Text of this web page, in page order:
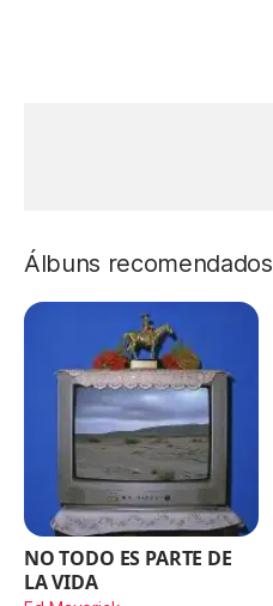
Álbuns recomendados
NO TODO ES PARTE DE
LA VIDA